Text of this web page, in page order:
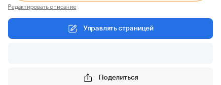
Редактировать описание
Управлять страницей
Поделиться